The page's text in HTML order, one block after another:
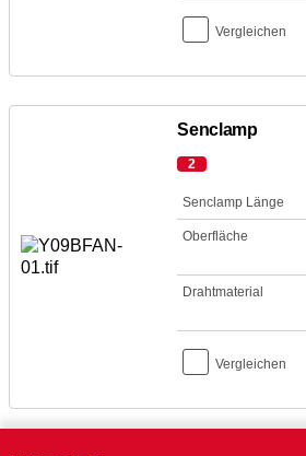
Vergleichen
Senclamp
2
Senclamp Länge
Oberfläche
Drahtmaterial
Vergleichen